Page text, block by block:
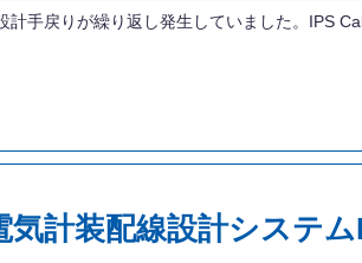
手戻りが繰り返し発生していました。IPS
計装配線設計システ